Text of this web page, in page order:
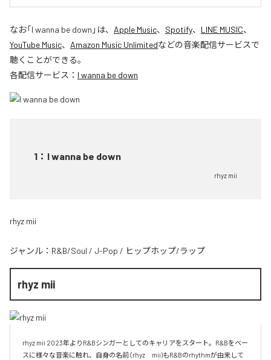
なお「I wanna be down 」は、 Apple Music、 Spotify、 LINE MUSIC、
YouTube Music、 Amazon Music Unlimitedなどの音楽配信サービスで
聴くことができる。
各配信サービス： I wanna be down
1 ： I wanna be down
rhyz mii
rhyz mii
ジャンル： R&B/Soul / J-Pop / ヒップホップ/ラップ
rhyz mii
rhyz mii 2023年よりR&Bシンガーとしてのキャリアをスタート。R&Bをベー
スに様々な音楽に触れ、自身の名前（rhyz　mii)もR&Bのrhythmが由来して